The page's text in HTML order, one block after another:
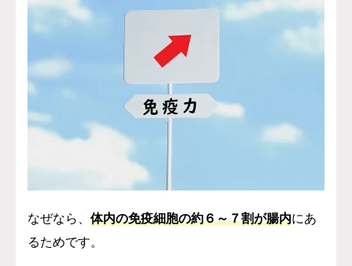
なぜなら、 体内の免疫細胞の約６～７割が腸内にあ
るためです。